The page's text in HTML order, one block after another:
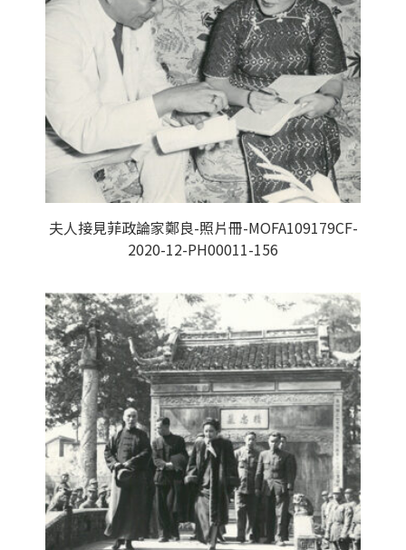
夫人接見菲政論家鄭良-照片冊-MOFA109179CF-
2020-12-PH00011-156